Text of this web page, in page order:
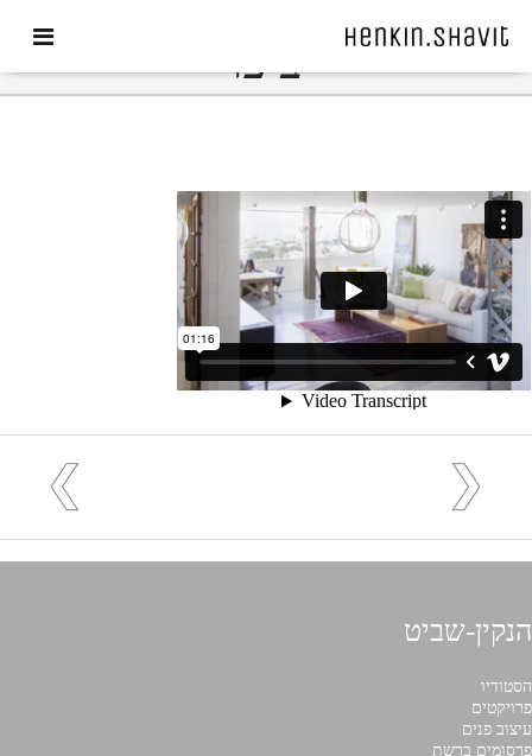
בתים מבפנים – נוף פנורמי
ביפו
הנקין-שביט
הסטודיו
פרויקטים
עיצוב פנים
פרסומים ברשת